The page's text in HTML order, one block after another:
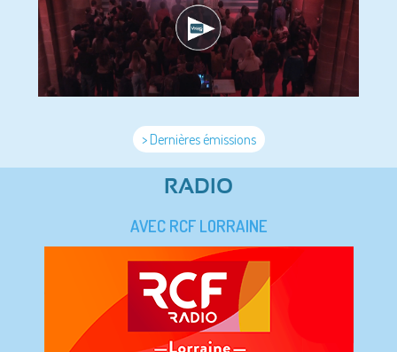
> Dernières émissions
RADIO
AVEC RCF LORRAINE